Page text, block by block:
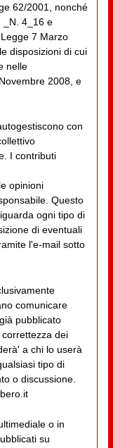
62/2001, nonché
_N. 4_16 e
7 Marzo
disposizioni di cui
nelle
2008, e
con
I contributi
opinioni
Questo
ogni tipo di
di eventuali
l'e-mail sotto
comunicare
pubblicato
dei
a chi lo userà
tipo di
o discussione.
o in
su